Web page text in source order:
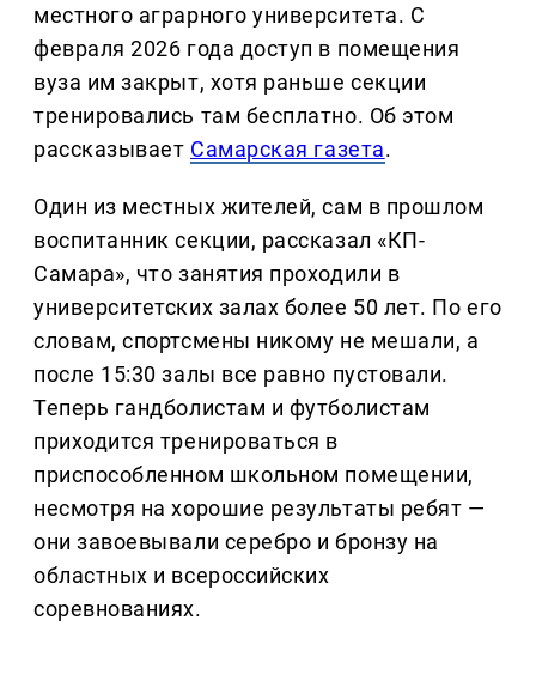
местного аграрного университета. С
февраля 2026 года доступ в помещения
вуза им закрыт, хотя раньше секции
тренировались там бесплатно. Об этом
рассказывает Самарская газета.
Один из местных жителей, сам в прошлом
воспитанник секции, рассказал «КП-
Самара», что занятия проходили в
университетских залах более 50 лет. По его
словам, спортсмены никому не мешали, а
после 15:30 залы все равно пустовали.
Теперь гандболистам и футболистам
приходится тренироваться в
приспособленном школьном помещении,
несмотря на хорошие результаты ребят —
они завоевывали серебро и бронзу на
областных и всероссийских
соревнованиях.